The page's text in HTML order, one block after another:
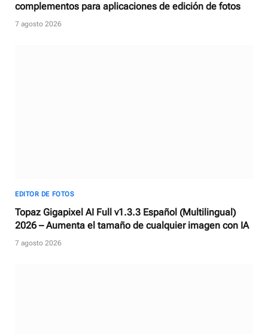
complementos para aplicaciones de edición de fotos
7 agosto 2026
EDITOR DE FOTOS
Topaz Gigapixel AI Full v1.3.3 Español (Multilingual)
2026 – Aumenta el tamaño de cualquier imagen con IA
7 agosto 2026